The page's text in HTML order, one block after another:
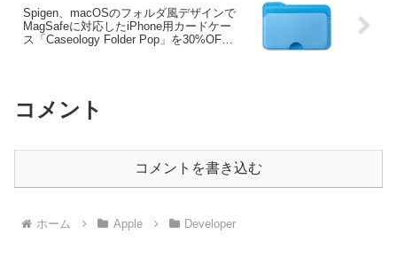
Spigen、macOSのフォルダ風デザインで
MagSafeに対応したiPhone用カードケー
ス「Caseology Folder Pop」を30%OFF
コメント
コメントを書き込む
ホーム Apple Developer